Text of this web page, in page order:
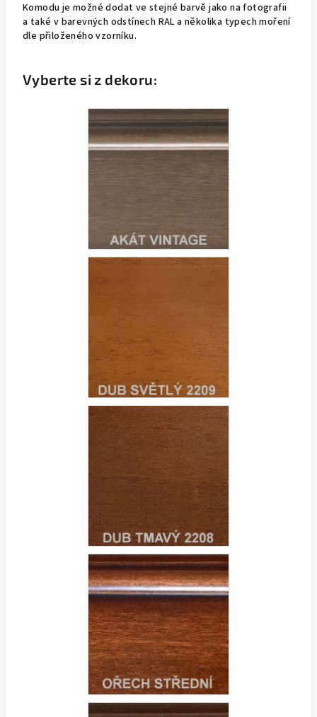
Komodu je možné dodat ve stejné barvě jako na fotografii
a také v barevných odstínech RAL a několika typech moření
dle přiloženého vzorníku.
Vyberte si z dekoru: